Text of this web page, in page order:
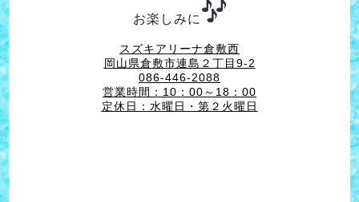
お楽しみに
スズキアリーナ倉敷西
岡山県倉敷市連島２丁目9-2
086-446-2088
営業時間：10：00～18：00
定休日：水曜日・第２火曜日